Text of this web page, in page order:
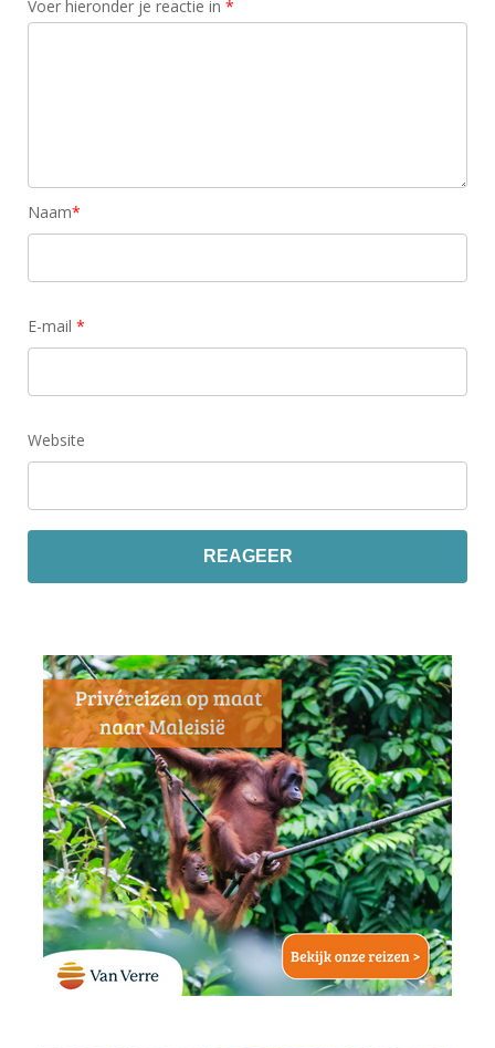
Voer hieronder je reactie in *
Naam*
E-mail *
Website